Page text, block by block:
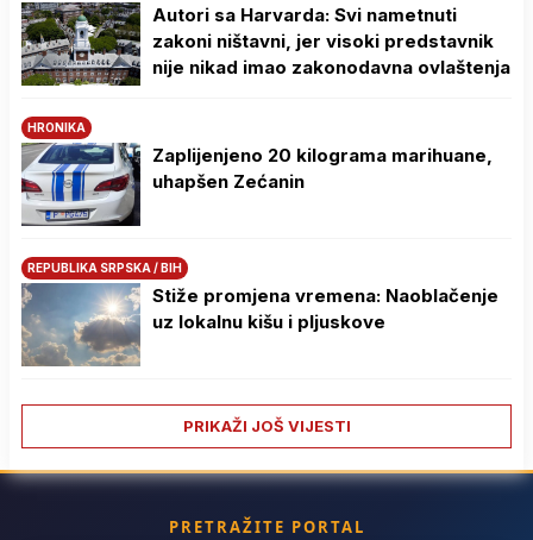
Autori sa Harvarda: Svi nametnuti
zakoni ništavni, jer visoki predstavnik
nije nikad imao zakonodavna ovlaštenja
HRONIKA
Zaplijenjeno 20 kilograma marihuane,
uhapšen Zećanin
REPUBLIKA SRPSKA / BIH
Stiže promjena vremena: Naoblačenje
uz lokalnu kišu i pljuskove
PRIKAŽI JOŠ VIJESTI
PRETRAŽITE PORTAL